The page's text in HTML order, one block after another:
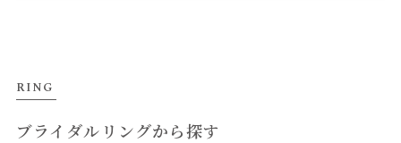
RING
ブライダルリングから探す